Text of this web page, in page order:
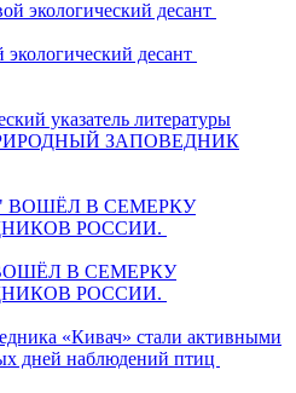
десант
указатель литературы
ЗАПОВЕДНИК
В СЕМЕРКУ
РОССИИ.